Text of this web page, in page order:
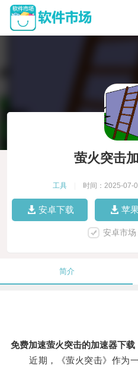
萤火突击
工具 时间：2025-07-
安卓下载 苹
安卓市
简介
免费加速萤火突击的加速器下载
近期，《萤火突击》作为一